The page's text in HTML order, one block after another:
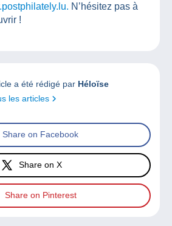
N’hésitez pas à
!
a été rédigé par Héloïse
les articles
Share on Facebook
Share on X
Share on Pinterest